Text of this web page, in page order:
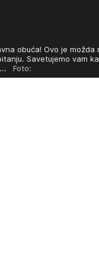
obuća! Ovo je možda
Savetujemo vam
Foto: